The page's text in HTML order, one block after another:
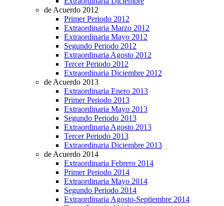
de Acuerdo 2012
Primer Periodo 2012
Extraordinaria Marzo 2012
Extraordinaria Mayo 2012
Segundo Periodo 2012
Extraordinaria Agosto 2012
Tercer Periodo 2012
Extraordinaria Diciembre 2012
de Acuerdo 2013
Extraordinaria Enero 2013
Primer Periodo 2013
Extraordinaria Mayo 2013
Segundo Periodo 2013
Extraordinaria Agosto 2013
Tercer Periodo 2013
Extraordinaria Diciembre 2013
de Acuerdo 2014
Extraordinaria Febrero 2014
Primer Periodo 2014
Extraordinaria Mayo 2014
Segundo Periodo 2014
Extraordinaria Agosto-Septiembre 2014